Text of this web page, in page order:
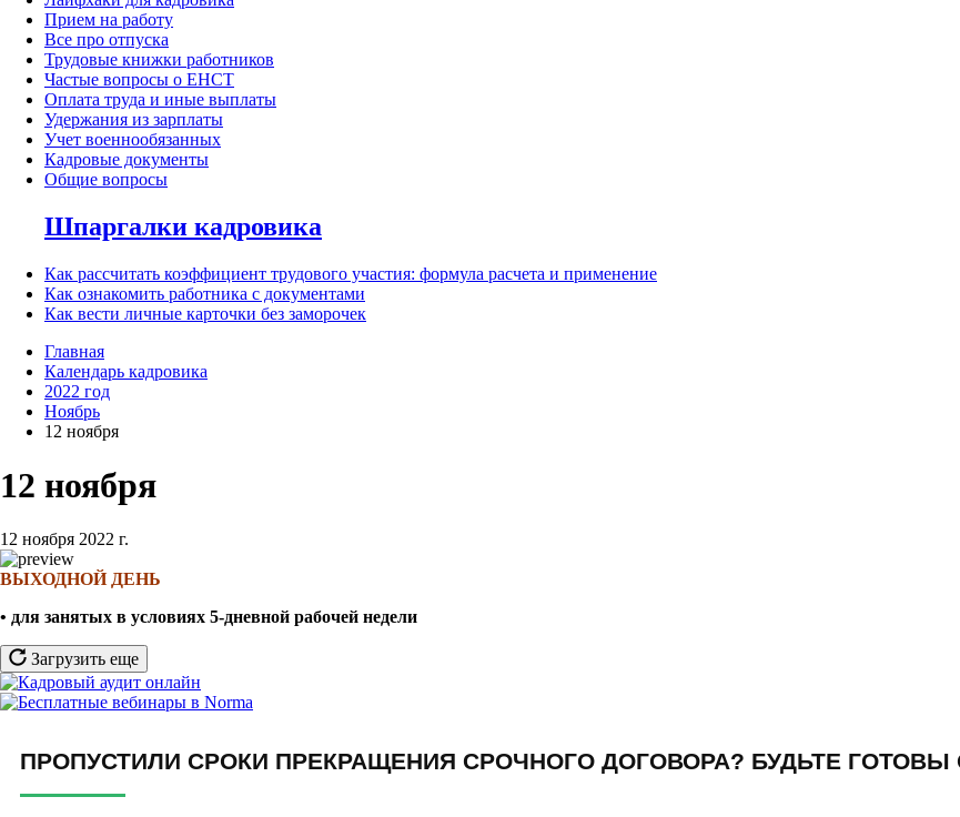
Прием на работу
Все про отпуска
Трудовые книжки работников
Частые вопросы о ЕНСТ
Оплата труда и иные выплаты
Удержания из зарплаты
Учет военнообязанных
Кадровые документы
Общие вопросы
Шпаргалки кадровика
Как рассчитать коэффициент трудового участия: формула расчета и применение
Как ознакомить работника с документами
Как вести личные карточки без заморочек
Главная
Календарь кадровика
2022 год
Ноябрь
12 ноября
12 ноября
12 ноября 2022 г.
ВЫХОДНОЙ ДЕНЬ
• для занятых в условиях 5-дневной рабочей недели
Загрузить еще
ПРОПУСТИЛИ СРОКИ ПРЕКРАЩЕНИЯ СРОЧНОГО ДОГОВОРА? БУДЬТЕ